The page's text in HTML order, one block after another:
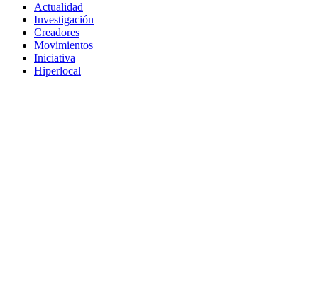
Actualidad
Investigación
Creadores
Movimientos
Iniciativa
Hiperlocal